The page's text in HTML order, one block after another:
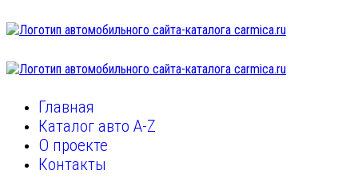
Главная
Каталог авто A-Z
О проекте
Контакты